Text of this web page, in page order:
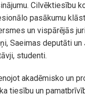
Cilvēktiesību
pasākumu
un vispārējās
Saeimas deputāti
studenti.
akadēmisko un
tiesību un